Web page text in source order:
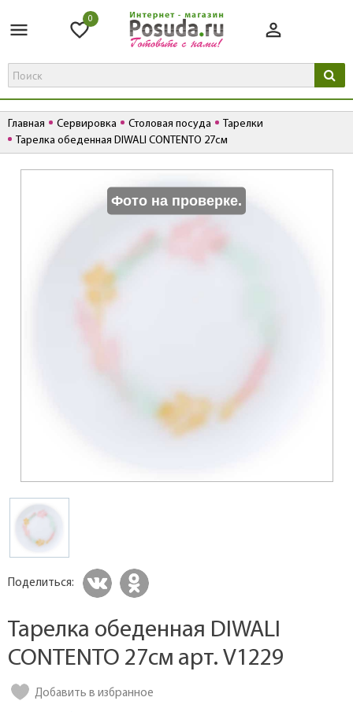
0
Главная Сервировка Столовая посуда
Тарелки
Тарелка обеденная DIWALI CONTENTO 27см
Фото на проверке.
Поделиться:
Тарелка обеденная DIWALI
CONTENTO 27см арт. V1229
Добавить в избранное